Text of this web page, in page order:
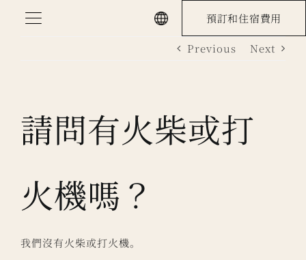
預訂和住宿費用
Previous Next
請問有火柴或打
火機嗎？
我們沒有火柴或打火機。